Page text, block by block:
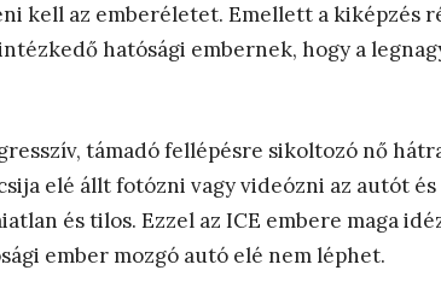
kell az emberéletet. Emellett a kiképzés
hatósági embernek, hogy a
támadó fellépésre sikoltozó nő
elé állt fotózni vagy videózni az autót és
és tilos. Ezzel az ICE embere maga
ember mozgó autó elé nem léphet.